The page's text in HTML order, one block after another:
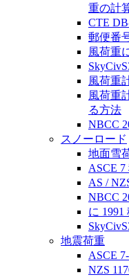
重の計
CTE
郵便番
風荷重
風荷重
風荷重
る方法
NBCC
スノーロード
地面雪
ASCE
AS /
NBCC
に
地震荷重
ASCE
NZS